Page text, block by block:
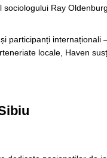
Ray
participanți
locale, Haven